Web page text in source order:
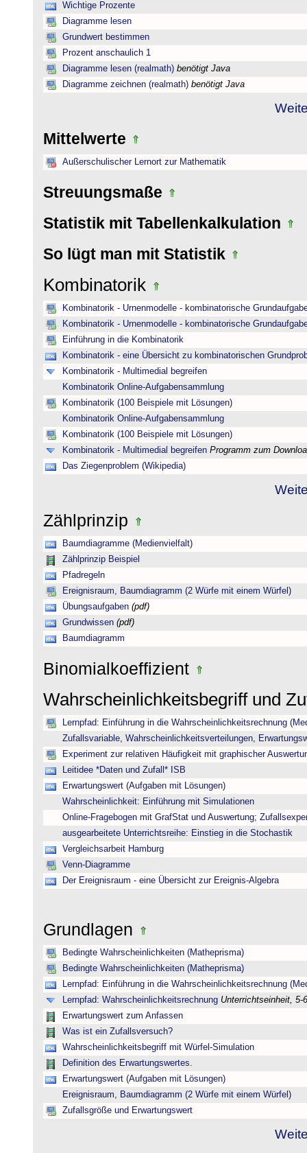
Wichtige Prozente
Diagramme lesen
Grundwert bestimmen
Prozent anschaulich 1
Diagramme lesen (realmath) benötigt Java
Diagramme zeichnen (realmath) benötigt Java
Mittelwerte
Außerschulischer Lernort zur Mathematik
Streuungsmaße
Statistik mit Tabellenkalkulation
So lügt man mit Statistik
Kombinatorik
Kombinatorik - Urnenmodelle - kombinatorische
Kombinatorik - Urnenmodelle - kombinatorische
Einführung in die Kombinatorik
Kombinatorik - eine Übersicht zu kombinatorischen
Kombinatorik - Multimedial begreifen
Kombinatorik Online-Aufgabensammlung
Kombinatorik (100 Beispiele mit Lösungen)
Kombinatorik Online-Aufgabensammlung
Kombinatorik (100 Beispiele mit Lösungen)
Kombinatorik - Multimedial begreifen Programm zum
Das Ziegenproblem (Wikipedia)
Zählprinzip
Baumdiagramme (Medienvielfalt)
Zählprinzip Beispiel
Pfadregeln
Ereignisraum, Baumdiagramm (2 Würfe mit einem Würfel)
Übungsaufgaben (pdf)
Grundwissen (pdf)
Baumdiagramm
Binomialkoeffizient
Wahrscheinlichkeitsbegriff und
Lernpfad: Einführung in die Wahrscheinlichkeitsrechnung
Zufallsvariable, Wahrscheinlichkeitsverteilungen,
Experiment zur relativen Häufigkeit mit graphischer
Leitidee *Daten und Zufall* ISB
Erwartungswert (Aufgaben mit Lösungen)
Wahrscheinlichkeit: Einführung mit Simulationen
Online-Fragebogen mit GrafStat und Auswertung;
ausgearbeitete Unterrichtsreihe: Einstieg in die Stochastik
Vergleichsarbeit Hamburg
Venn-Diagramme
Der Ereignisraum - eine Übersicht zur Ereignis-Algebra
Grundlagen
Bedingte Wahrscheinlichkeiten (Matheprisma)
Bedingte Wahrscheinlichkeiten (Matheprisma)
Lernpfad: Einführung in die Wahrscheinlichkeitsrechnung
Lernpfad: Wahrscheinlichkeitsrechnung Unterrichtseinheit, 5-
Erwartungswert zum Anfassen
Was ist ein Zufallsversuch?
Wahrscheinlichkeitsbegriff mit Würfel-Simulation
Definition des Erwartungswertes.
Erwartungswert (Aufgaben mit Lösungen)
Ereignisraum, Baumdiagramm (2 Würfe mit einem Würfel)
Zufallsgröße und Erwartungswert